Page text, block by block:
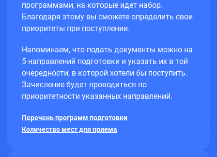
программами, на которые идет набор.
Благодаря этому вы сможете определить свои
приоритеты при поступлении.
Напоминаем, что подать документы можно на
5 направлений подготовки и указать их в той
очередности, в которой хотели бы поступить.
Зачисление будет проводиться по
приоритетности указанных направлений.
Перечень программ подготовки
Количество мест для приема